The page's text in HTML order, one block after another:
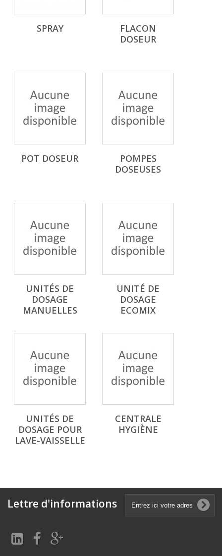
SPRAY
FLACON
DOSEUR
POT DOSEUR
POMPES
DOSEUSES
UNITÉS DE
DOSAGE
MANUELLES
UNITÉ DE
DOSAGE
ECOMIX
UNITÉS DE
DOSAGE POUR
LAVE-VAISSELLE
CENTRALE
HYGIÈNE
Lettre d'informations